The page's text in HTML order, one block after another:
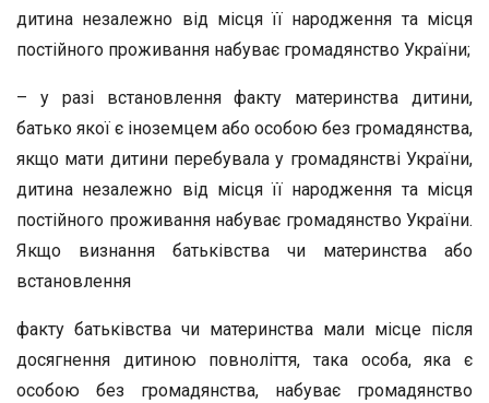
дитина незалежно від місця її народження та місця
постійного проживання набуває громадянство України;
– у разі встановлення факту материнства дитини,
батько якої є іноземцем або особою без громадянства,
якщо мати дитини перебувала у громадянстві України,
дитина незалежно від місця її народження та місця
постійного проживання набуває громадянство України.
Якщо визнання батьківства чи материнства або
встановлення
факту батьківства чи материнства мали місце після
досягнення дитиною повноліття, така особа, яка є
особою без громадянства, набуває громадянство